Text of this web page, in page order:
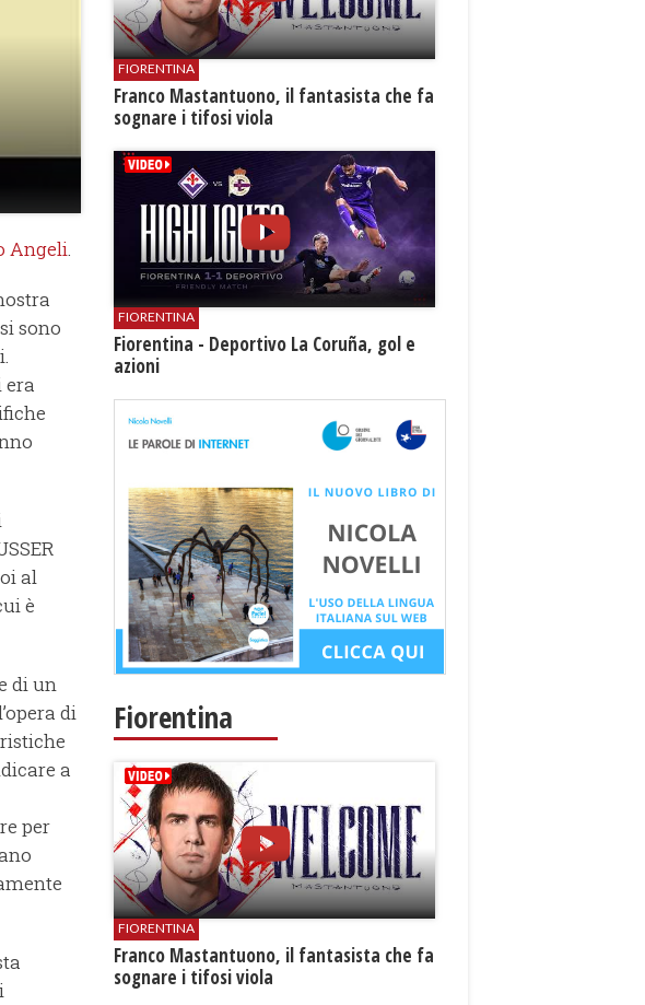
Angeli.
sono
era
al
è
di un
di
a
per
FIORENTINA
Franco Mastantuono, il fantasista che fa
sognare i tifosi viola
FIORENTINA
Fiorentina - Deportivo La Coruña, gol e
azioni
Fiorentina
FIORENTINA
Franco Mastantuono, il fantasista che fa
sognare i tifosi viola